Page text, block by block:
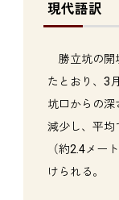
現代語訳
勝立坑の開
たとおり、3
坑口からの深
減少し、平均
（約2.4メー
けられる。